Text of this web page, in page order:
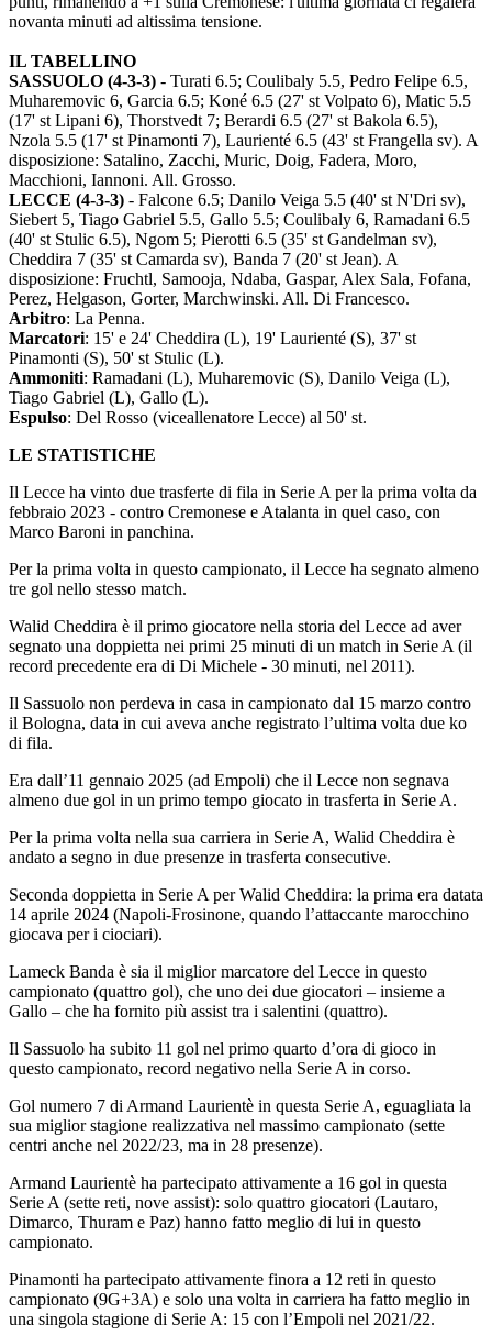
novanta minuti ad altissima tensione.
IL TABELLINO
SASSUOLO (4-3-3) - Turati 6.5; Coulibaly 5.5, Pedro Felipe 6.5,
Muharemovic 6, Garcia 6.5; Koné 6.5 (27' st Volpato 6), Matic 5.5
(17' st Lipani 6), Thorstvedt 7; Berardi 6.5 (27' st Bakola 6.5),
Nzola 5.5 (17' st Pinamonti 7), Laurienté 6.5 (43' st Frangella sv). A
disposizione: Satalino, Zacchi, Muric, Doig, Fadera, Moro,
Macchioni, Iannoni. All. Grosso.
LECCE (4-3-3) - Falcone 6.5; Danilo Veiga 5.5 (40' st N'Dri sv),
Siebert 5, Tiago Gabriel 5.5, Gallo 5.5; Coulibaly 6, Ramadani 6.5
(40' st Stulic 6.5), Ngom 5; Pierotti 6.5 (35' st Gandelman sv),
Cheddira 7 (35' st Camarda sv), Banda 7 (20' st Jean). A
disposizione: Fruchtl, Samooja, Ndaba, Gaspar, Alex Sala, Fofana,
Perez, Helgason, Gorter, Marchwinski. All. Di Francesco.
Arbitro: La Penna.
Marcatori: 15' e 24' Cheddira (L), 19' Laurienté (S), 37' st
Pinamonti (S), 50' st Stulic (L).
Ammoniti: Ramadani (L), Muharemovic (S), Danilo Veiga (L),
Tiago Gabriel (L), Gallo (L).
Espulso: Del Rosso (viceallenatore Lecce) al 50' st.
LE STATISTICHE
Il Lecce ha vinto due trasferte di fila in Serie A per la prima volta da
febbraio 2023 - contro Cremonese e Atalanta in quel caso, con
Marco Baroni in panchina.
Per la prima volta in questo campionato, il Lecce ha segnato almeno
tre gol nello stesso match.
Walid Cheddira è il primo giocatore nella storia del Lecce ad aver
segnato una doppietta nei primi 25 minuti di un match in Serie A (il
record precedente era di Di Michele - 30 minuti, nel 2011).
Il Sassuolo non perdeva in casa in campionato dal 15 marzo contro
il Bologna, data in cui aveva anche registrato l’ultima volta due ko
di fila.
Era dall’11 gennaio 2025 (ad Empoli) che il Lecce non segnava
almeno due gol in un primo tempo giocato in trasferta in Serie A.
Per la prima volta nella sua carriera in Serie A, Walid Cheddira è
andato a segno in due presenze in trasferta consecutive.
Seconda doppietta in Serie A per Walid Cheddira: la prima era datata
14 aprile 2024 (Napoli-Frosinone, quando l’attaccante marocchino
giocava per i ciociari).
Lameck Banda è sia il miglior marcatore del Lecce in questo
campionato (quattro gol), che uno dei due giocatori – insieme a
Gallo – che ha fornito più assist tra i salentini (quattro).
Il Sassuolo ha subito 11 gol nel primo quarto d’ora di gioco in
questo campionato, record negativo nella Serie A in corso.
Gol numero 7 di Armand Laurientè in questa Serie A, eguagliata la
sua miglior stagione realizzativa nel massimo campionato (sette
centri anche nel 2022/23, ma in 28 presenze).
Armand Laurientè ha partecipato attivamente a 16 gol in questa
Serie A (sette reti, nove assist): solo quattro giocatori (Lautaro,
Dimarco, Thuram e Paz) hanno fatto meglio di lui in questo
campionato.
Pinamonti ha partecipato attivamente finora a 12 reti in questo
campionato (9G+3A) e solo una volta in carriera ha fatto meglio in
una singola stagione di Serie A: 15 con l’Empoli nel 2021/22.